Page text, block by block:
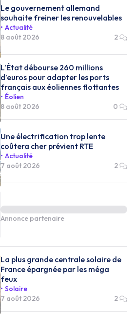
Le gouvernement allemand
souhaite freiner les renouvelables
Actualité
8 août 2026
2
L’État débourse 260 millions
d’euros pour adapter les ports
français aux éoliennes flottantes
Éolien
8 août 2026
0
Une électrification trop lente
coûtera cher prévient RTE
Actualité
7 août 2026
2
Annonce partenaire
La plus grande centrale solaire de
France épargnée par les méga
feux
Solaire
7 août 2026
2